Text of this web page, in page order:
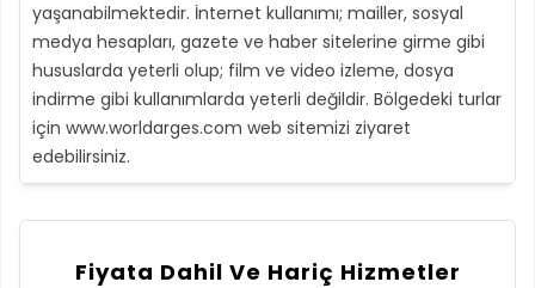
yaşanabilmektedir. İnternet kullanımı; mailler, sosyal
medya hesapları, gazete ve haber sitelerine girme gibi
hususlarda yeterli olup; film ve video izleme, dosya
indirme gibi kullanımlarda yeterli değildir. Bölgedeki turlar
için www.worldarges.com web sitemizi ziyaret
edebilirsiniz.
Fiyata Dahil Ve Hariç Hizmetler